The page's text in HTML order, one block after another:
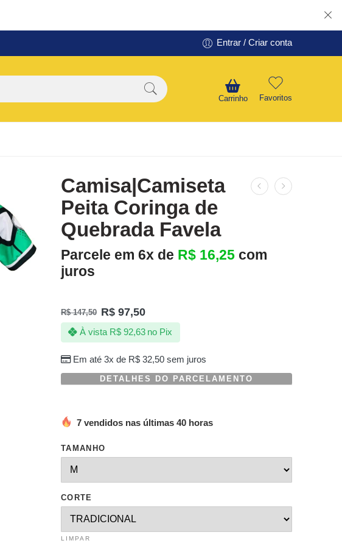
Entrar / Criar conta
Carrinho Favoritos
Camisa|Camiseta
Peita Coringa de
Quebrada Favela
Parcele em 6x de R$ 16,25 com
juros
R$147,50 R$ 97,50
Em até 3x de R$32,50sem juros
À vista R$92,63 no Pix
DETALHES DO PARCELAMENTO
7 vendidos nas últimas 40 horas
TAMANHO
CORTE
LIMPAR